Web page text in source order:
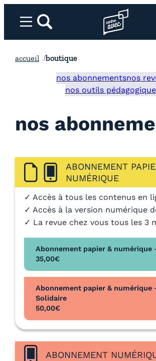
Menurechercher Page
accueil boutique
nos abonnementsnos
nos outils
nos
ABONNEMENT
NUMÉRIQUE
✓ Accès à tous les contenus en
✓ Accès à la version numérique
✓ La revue chez vous tous les 3
Abonnement papier & numérique
35,00€
Abonnement papier & numérique
Solidaire
50,00€
ABONNEMENT